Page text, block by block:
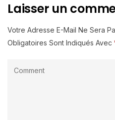
Laisser un
Votre Adresse E-Mail Ne Sera
Obligatoires Sont Indiqués Avec